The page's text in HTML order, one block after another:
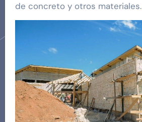
de concreto y otros materiales.